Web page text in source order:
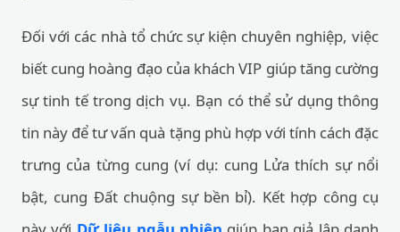
Đối với các nhà tổ chức sự kiện chuyên nghiệp, việc
biết cung hoàng đạo của khách VIP giúp tăng cường
sự tinh tế trong dịch vụ. Bạn có thể sử dụng thông
tin này để tư vấn quà tặng phù hợp với tính cách đặc
trưng của từng cung (ví dụ: cung Lửa thích sự nổi
bật, cung Đất chuộng sự bền bỉ). Kết hợp công cụ